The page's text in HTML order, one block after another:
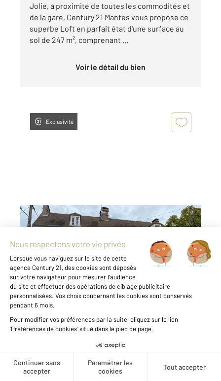
Créer une alerte
Jolie, à proximité de toutes les commodités et
de la gare, Century 21 Mantes vous propose ce
superbe Loft en parfait état d'une surface au
sol de 247 m², comprenant ...
Voir le détail du bien
Exclusivité
SEPTEUIL 78
144,45 m2, 6 pièces
Maison à vendre
495 000 €
Visiter le site dédié
charmante maison de 6 pièces idéale pour les
familles en quête d'espace et de tranquillité.
Située dans un quartier paisible, cette maison
chambres pour accueillir votre famille ...